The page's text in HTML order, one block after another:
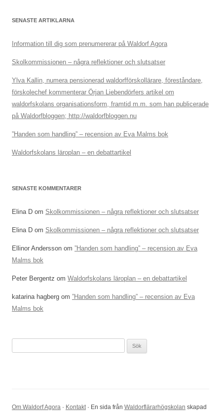
SENASTE ARTIKLARNA
Information till dig som prenumererar på Waldorf Agora
Skolkommissionen – några reflektioner och slutsatser
Ylva Kallin, numera pensionerad waldorfförskollärare, föreståndare,
förskolechef kommenterar Örjan Liebendörfers artikel om
waldorfskolans organisationsform, framtid m.m. som han publicerade
på Waldorfbloggen; http://waldorfbloggen.nu
”Handen som handling” – recension av Eva Malms bok
Waldorfskolans läroplan – en debattartikel
SENASTE KOMMENTARER
Elina D om Skolkommissionen – några reflektioner och slutsatser
Elina D om Skolkommissionen – några reflektioner och slutsatser
Ellinor Andersson om ”Handen som handling” – recension av Eva
Malms bok
Peter Bergentz om Waldorfskolans läroplan – en debattartikel
katarina hagberg om ”Handen som handling” – recension av Eva
Malms bok
Om Waldorf Agora · Kontakt· En sida från Waldorflärarhögskolan skapad